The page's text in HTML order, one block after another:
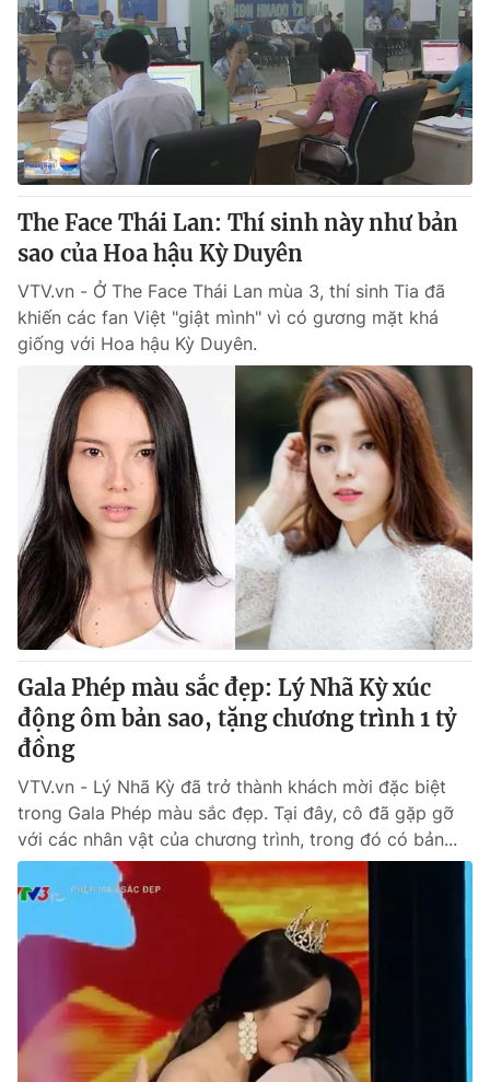
VTV Sức khoẻ Bất động sản
Thị trường 24h Tấm lòng Việt
VTV4 Vươn mình bằng AI
VTV8
Liên hệ tòa soạn English
THỜI BÁO VTV
Theo dõi báo trên
Cơ quan chủ quản:Đài Truyền hình Việt Nam
Cơ quan báo chí:
Thời báo VTV
Giấy phép hoạt động báo in và báo điện tử số 483/GP-BTTTT
cấp ngày 29/12/2023
Tổng Biên tập:Vũ Thanh Thủy
Phó Tổng Biên tập:Nguyễn Thị Mỹ Hạnh, Phạm Quốc Thắng,
Nguyễn Trọng Ninh
Tổng đài VTV:
Ðiện thoại Thời báo VTV:
024.66 897 897
Email: toasoan@vtv.vn
Liên hệ quảng cáo: 024-7300.7108
The Face Thái Lan: Thí sinh này như bản
sao của Hoa hậu Kỳ Duyên
VTV.vn - Ở The Face Thái Lan mùa 3, thí sinh Tia đã
khiến các fan Việt "giật mình" vì có gương mặt khá
giống với Hoa hậu Kỳ Duyên.
Gala Phép màu sắc đẹp: Lý Nhã Kỳ xúc
động ôm bản sao, tặng chương trình 1 tỷ
đồng
VTV.vn - Lý Nhã Kỳ đã trở thành khách mời đặc biệt
trong Gala Phép màu sắc đẹp. Tại đây, cô đã gặp gỡ
với các nhân vật của chương trình, trong đó có bản...